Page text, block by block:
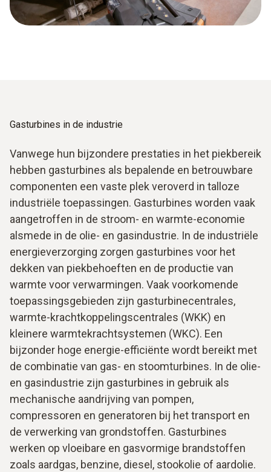
Gasturbines in de industrie
Vanwege hun bijzondere prestaties in het piekbereik
hebben gasturbines als bepalende en betrouwbare
componenten een vaste plek veroverd in talloze
industriële toepassingen. Gasturbines worden vaak
aangetroffen in de stroom- en warmte-economie
alsmede in de olie- en gasindustrie. In de industriële
energieverzorging zorgen gasturbines voor het
dekken van piekbehoeften en de productie van
warmte voor verwarmingen. Vaak voorkomende
toepassingsgebieden zijn gasturbinecentrales,
warmte-krachtkoppelingscentrales (WKK) en
kleinere warmtekrachtsystemen (WKC). Een
bijzonder hoge energie-efficiënte wordt bereikt met
de combinatie van gas- en stoomturbines. In de olie-
en gasindustrie zijn gasturbines in gebruik als
mechanische aandrijving van pompen,
compressoren en generatoren bij het transport en
de verwerking van grondstoffen. Gasturbines
werken op vloeibare en gasvormige brandstoffen
zoals aardgas, benzine, diesel, stookolie of aardolie.